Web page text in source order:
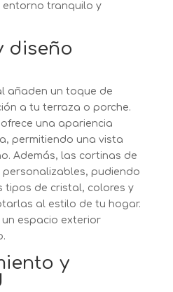
entorno tranquilo y
diseño
añaden un toque de
a tu terraza o porche.
una apariencia
permitiendo una vista
Además, las cortinas de
pudiendo
tipos de cristal, colores y
al estilo de tu hogar.
espacio exterior
y